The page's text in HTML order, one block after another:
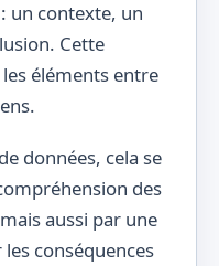
un contexte, un
Cette
éléments entre
données, cela se
des
aussi par une
conséquences